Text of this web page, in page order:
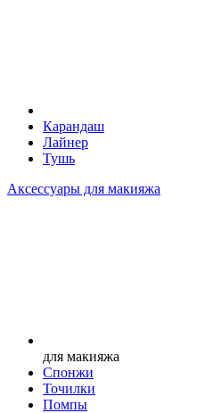
Карандаш
Лайнер
Тушь
Аксессуары для макияжа
для макияжа
Спонжи
Точилки
Помпы